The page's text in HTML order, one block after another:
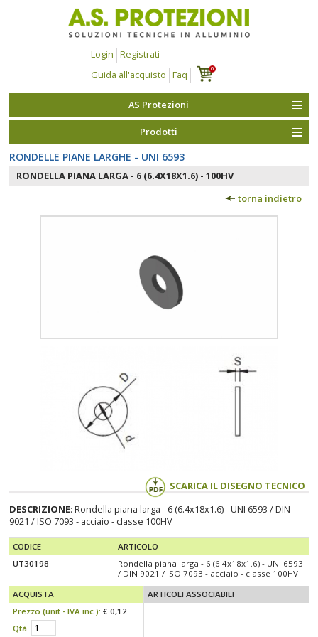
Login Registrati
Guida all'acquisto Faq 0
AS Protezioni
Prodotti
RONDELLE PIANE LARGHE - UNI 6593
RONDELLA PIANA LARGA - 6 (6.4X18X1.6) - 100HV
torna indietro
SCARICA IL DISEGNO TECNICO
DESCRIZIONE: Rondella piana larga - 6 (6.4x18x1.6) - UNI 6593 / DIN
9021 / ISO 7093 - acciaio - classe 100HV
CODICE
ARTICOLO
UT30198
Rondella piana larga - 6 (6.4x18x1.6) - UNI 6593
/ DIN 9021 / ISO 7093 - acciaio - classe 100HV
ACQUISTA
ARTICOLI ASSOCIABILI
Prezzo (unit - IVAinc.):€ 0,12
Qtà